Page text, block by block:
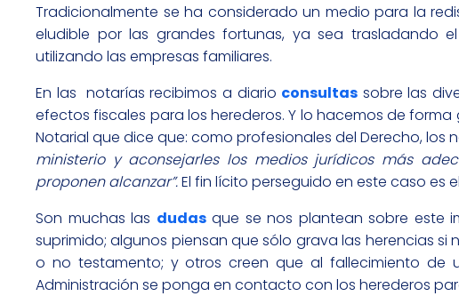
Tradicionalmente se ha considerado un medio para la
eludible por las grandes fortunas, ya sea trasladando
utilizando las empresas familiares.
En las notarías recibimos a diario consultas sobre las
efectos fiscales para los herederos. Y lo hacemos de
Notarial que dice que: como profesionales del Derecho, los
ministerio y aconsejarles los medios jurídicos más
proponen alcanzar”.El fin lícito perseguido en este caso es
Son muchas las dudasque se nos plantean sobre este
suprimido; algunos piensan que sólo grava las herencias
o no testamento; y otros creen que al fallecimiento de
Administración se ponga en contacto con los herederos